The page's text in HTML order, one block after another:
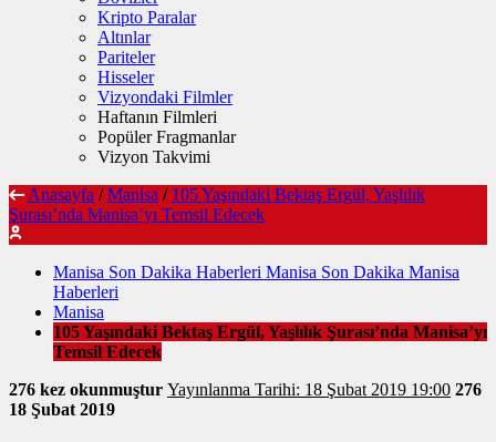
Kripto Paralar
Altınlar
Pariteler
Hisseler
Vizyondaki Filmler
Haftanın Filmleri
Popüler Fragmanlar
Vizyon Takvimi
Anasayfa / Manisa / 105 Yaşındaki Bektaş Ergül, Yaşlılık
Şurası’nda Manisa’yı Temsil Edecek
Manisa Son Dakika Haberleri Manisa Son Dakika Manisa
Haberleri
Manisa
105 Yaşındaki Bektaş Ergül, Yaşlılık Şurası’nda Manisa’yı
Temsil Edecek
276 kez okunmuştur Yayınlanma Tarihi: 18 Şubat 2019 19:00 276
18 Şubat 2019